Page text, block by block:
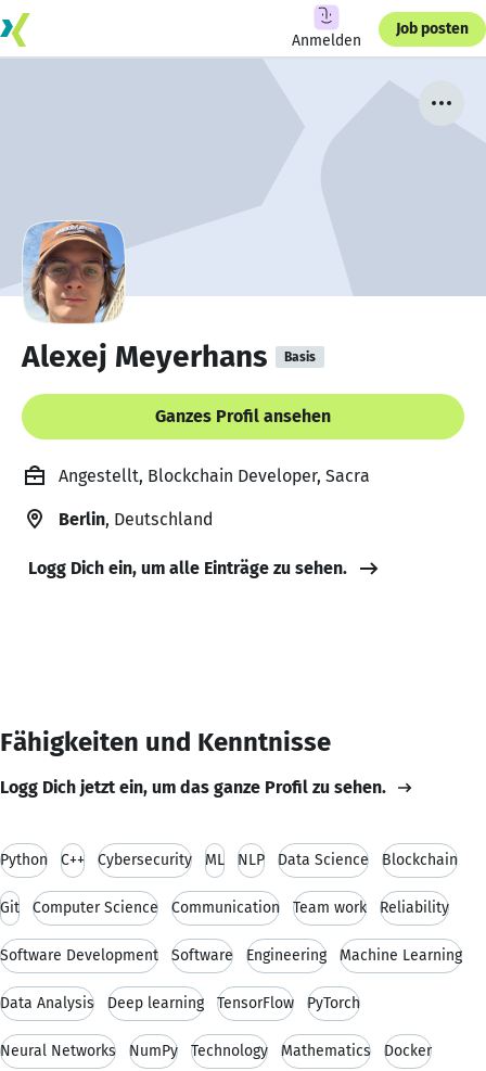
Anmelden
Job posten
Alexej Meyerhans Basis
Ganzes Profil ansehen
Angestellt, Blockchain Developer, Sacra
Berlin, Deutschland
Logg Dich ein, um alle Einträge zu sehen.
Fähigkeiten und Kenntnisse
Logg Dich jetzt ein, um das ganze Profil zu sehen.
Python C++ Cybersecurity ML NLP Data Science Blockchain
Git Computer Science Communication Team work Reliability
Software Development Software Engineering Machine Learning
Data Analysis Deep learning TensorFlow PyTorch
Neural Networks NumPy Technology Mathematics Docker